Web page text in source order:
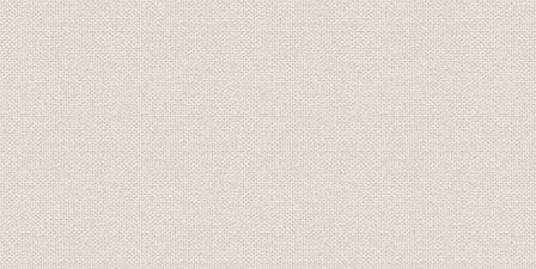
財務・業績;売上 プラント国際輸送取扱高の推移 昭58上~61
財務・業績;売上 自動車運送取扱高の推移 明45上~昭